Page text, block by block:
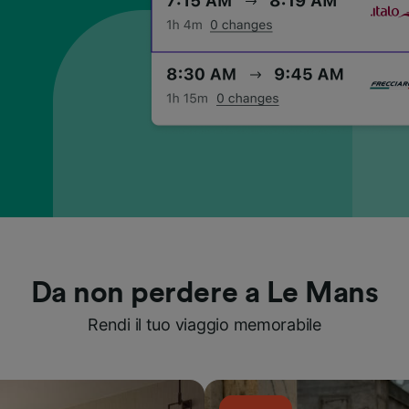
Da non perdere a Le Mans
Rendi il tuo viaggio memorabile